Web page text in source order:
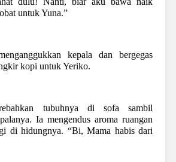
untuk Yuna.”
kepala dan bergegas
kopi untuk Yeriko.
tubuhnya di sofa sambil
Ia mengendus aroma ruangan
di hidungnya. “Bi, Mama habis dari